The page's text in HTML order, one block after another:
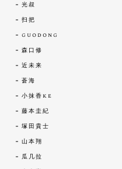
光叔
扫把
guodong
森口修
近未来
蒼海
小抹香ke
藤本圭紀
塚田貴士
山本翔
瓜几拉